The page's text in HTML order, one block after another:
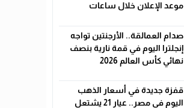
موعد الإعلان خلال ساعات
صدام العمالقة.. الأرجنتين تواجه
إنجلترا اليوم في قمة نارية بنصف
نهائي كأس العالم 2026
قفزة جديدة في أسعار الذهب
اليوم في مصر.. عيار 21 يشتعل